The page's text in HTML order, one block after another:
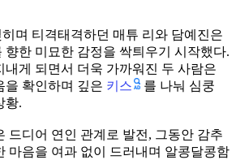
며 티격태격하던 매튜 리와 담예진은
향한 미묘한 감정을 싹틔우기 시작했다.
내게 되면서 더욱 가까워진 두 사람은
을 확인하며 깊은 키스
를 나눠 심쿵
황.
드디어 연인 관계로 발전, 그동안 감추
마음을 여과 없이 드러내며 알콩달콩함